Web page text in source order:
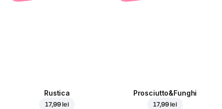
Rustica
17,99 lei
Prosciutto&Funghi
17,99 lei